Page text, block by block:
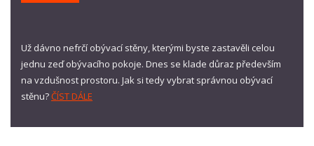
Už dávno nefrčí obývací stěny, kterými byste zastavěli celou
jednu zeď obývacího pokoje. Dnes se klade důraz především
na vzdušnost prostoru. Jak si tedy vybrat správnou obývací
stěnu?ČÍST DÁLE